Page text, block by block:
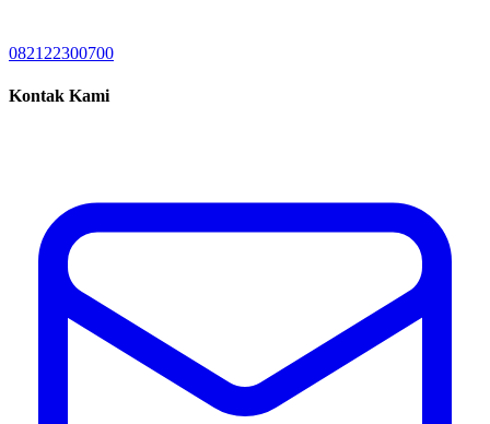
082122300700
Kontak Kami